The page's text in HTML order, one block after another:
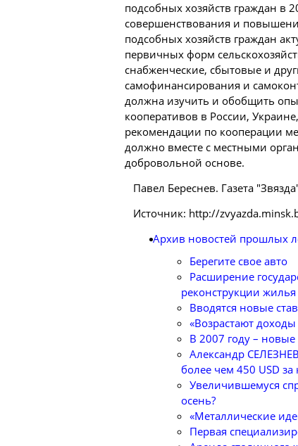
подсобных хозяйств граждан в
совершенствования и
подсобных хозяйств граждан
первичных форм
снабженческие, сбытовые и
самофинансирования и
должна изучить и обобщить
кооперативов в России,
рекомендации по кооперации
должно вместе с местными
добровольной основе.
Павел Береснев. Газета
Источник: http://
Архив новостей прошлых
Берегите свое авто
Расширение
реконструкции жилья
Вводятся новые
«Возрастают
В 2007 году –
Александр
более чем 450 USD за
Увеличившемуся
осень?
«Металлические
Первая